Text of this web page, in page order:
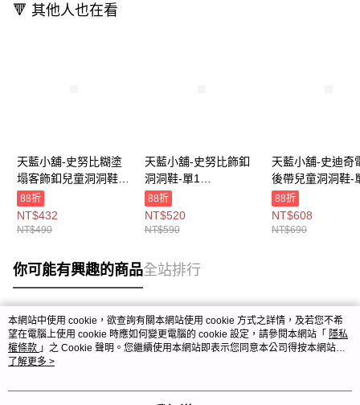
🔻 其他人也在看
天藍小舖-史努比糊塗
塌客飾釦兒童洞洞鞋-
單1
款-$490【A27270518
】
88折
NT$432
NT$490
天藍小舖-史努比飾釦
洞洞鞋-單1
款-$590【A27270521
】
88折
NT$520
NT$590
天藍小舖-史迪奇
後帶兒童洞洞鞋-
款-$690【
】
88折
NT$608
NT$690
你可能有興趣的商品全站排行
熱門標籤
本網站中使用 cookie，欲查詢有關本網站使用 cookie 方式之詳情，及若您不希
望在電腦上使用 cookie 時應如何變更電腦的 cookie 設定，請參閱本網站「 隱私
權條款 」之 Cookie 聲明。您繼續使用本網站即表示您同意本公司得按本網站使
用條款之 Cookie 聲明使用 cookie。
了解更多 >